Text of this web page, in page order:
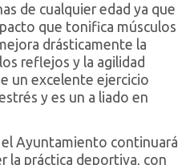
de cualquier edad ya que
que tonifica músculos
drásticamente la
reflejos y la agilidad
un excelente ejercicio
y es un a liado en
el Ayuntamiento continuará
la práctica deportiva, con